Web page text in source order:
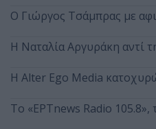
O Γιώργος Τσάμπρας με
Η Ναταλία Αργυράκη αντί
Η Alter Ego Media
Το «ΕΡΤnews Radio